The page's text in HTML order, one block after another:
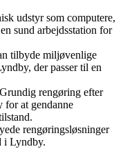
udstyr som computere,
sund arbejdsstation for
tilbyde miljøvenlige
der passer til en
rengøring efter
for at gendanne
rengøringsløsninger
i Lyndby.